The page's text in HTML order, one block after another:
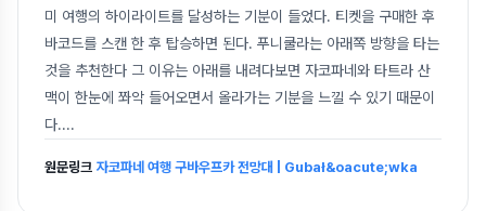
미 여행의 하이라이트를 달성하는 기분이 들었다. 티켓을 구매한 후
바코드를 스캔 한 후 탑승하면 된다. 푸니쿨라는 아래쪽 방향을 타는
것을 추천한다 그 이유는 아래를 내려다보면 자코파네와 타트라 산
맥이 한눈에 쫘악 들어오면서 올라가는 기분을 느낄 수 있기 때문이
다....
원문링크 자코파네 여행 구바우프카 전망대 | Gubał&oacute;wka